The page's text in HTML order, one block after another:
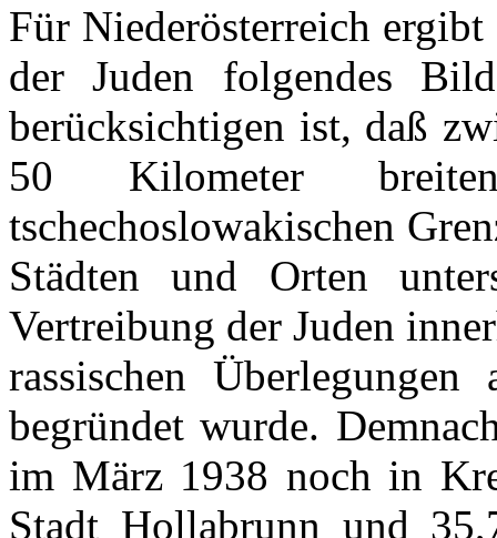
Für Niederösterreich
der Juden folgendes
berücksichtigen ist, daß
50 Kilometer
tschechoslowakischen
Städten und Orten
Vertreibung der Juden
rassischen
begründet wurde.
im März 1938 noch in
Stadt Hollabrunn und